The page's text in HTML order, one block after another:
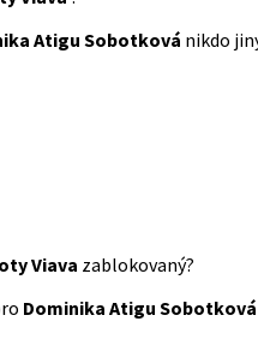
Atigu Sobotková nikdo
Viava zablokovaný?
Dominika Atigu Sobotková